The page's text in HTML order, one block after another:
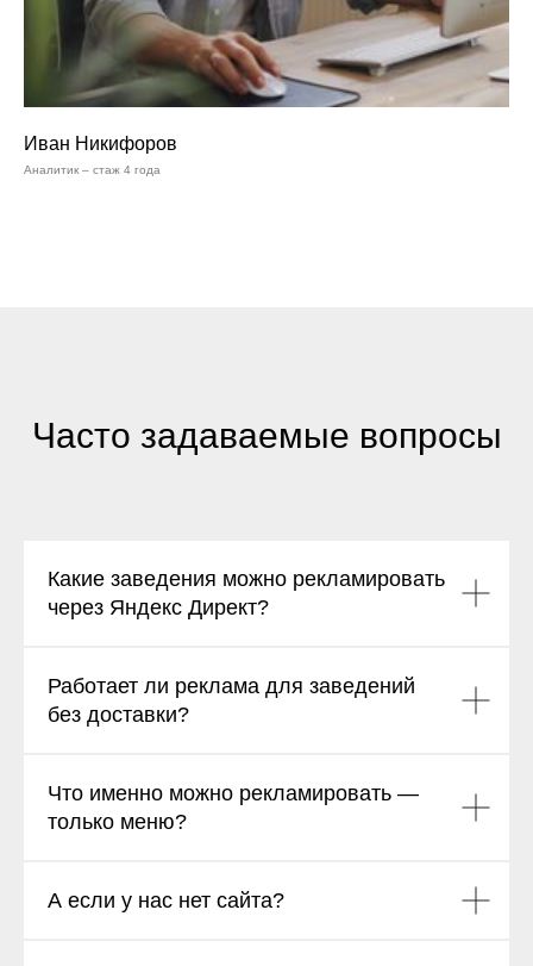
Иван Никифоров
Аналитик – стаж 4 года
Часто задаваемые вопросы
Какие заведения можно рекламировать
через Яндекс Директ?
Работает ли реклама для заведений
без доставки?
Что именно можно рекламировать —
только меню?
А если у нас нет сайта?